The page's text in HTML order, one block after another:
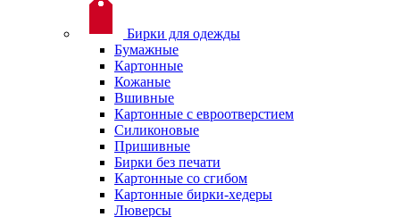
Бирки для одежды
Бумажные
Картонные
Кожаные
Вшивные
Картонные с евроотверстием
Силиконовые
Пришивные
Бирки без печати
Картонные со сгибом
Картонные бирки-хедеры
Люверсы